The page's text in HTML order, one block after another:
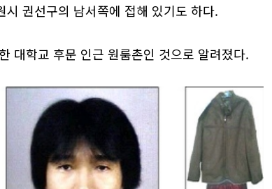
권선구의 남서쪽에 접해 있기도 하다.
대학교 후문 인근 원룸촌인 것으로 알려졌다.